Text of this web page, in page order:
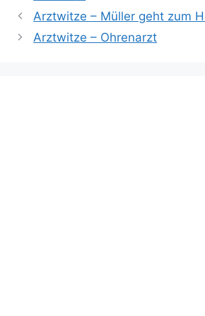
Arztwitze – Müller geht zum
Arztwitze – Ohrenarzt